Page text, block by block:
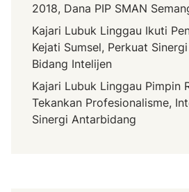
2018, Dana PIP SMAN
Kajari Lubuk Linggau Ikuti
Kejati Sumsel, Perkuat
Bidang Intelijen
Kajari Lubuk Linggau Pimpin
Tekankan Profesionalisme,
Sinergi Antarbidang